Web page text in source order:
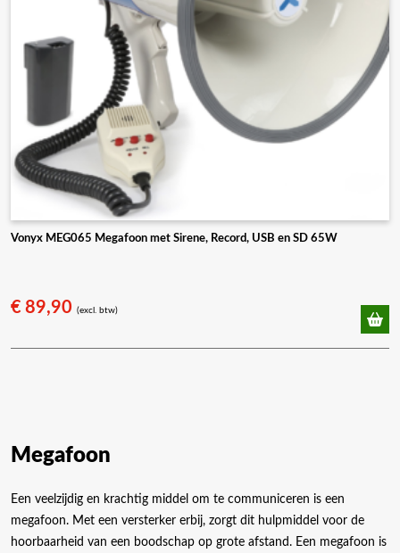
Vonyx MEG065 Megafoon met Sirene, Record, USB en SD 65W
€ 89,90 (excl. btw)
Megafoon
Een veelzijdig en krachtig middel om te communiceren is een
megafoon. Met een versterker erbij, zorgt dit hulpmiddel voor de
hoorbaarheid van een boodschap op grote afstand. Een megafoon is